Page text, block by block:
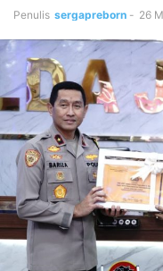
Penulis sergapreborn - 26